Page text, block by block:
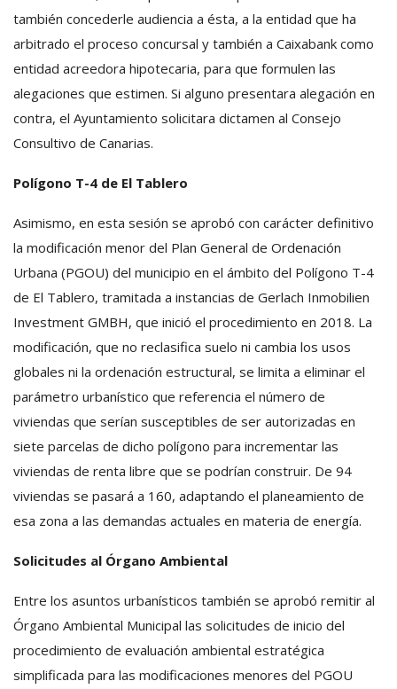
también concederle audiencia a ésta, a la entidad que ha
arbitrado el proceso concursal y también a Caixabank como
entidad acreedora hipotecaria, para que formulen las
alegaciones que estimen. Si alguno presentara alegación en
contra, el Ayuntamiento solicitara dictamen al Consejo
Consultivo de Canarias.
Polígono T-4 de El Tablero
Asimismo, en esta sesión se aprobó con carácter definitivo
la modificación menor del Plan General de Ordenación
Urbana (PGOU) del municipio en el ámbito del Polígono T-4
de El Tablero, tramitada a instancias de Gerlach Inmobilien
Investment GMBH, que inició el procedimiento en 2018. La
modificación, que no reclasifica suelo ni cambia los usos
globales ni la ordenación estructural, se limita a eliminar el
parámetro urbanístico que referencia el número de
viviendas que serían susceptibles de ser autorizadas en
siete parcelas de dicho polígono para incrementar las
viviendas de renta libre que se podrían construir. De 94
viviendas se pasará a 160, adaptando el planeamiento de
esa zona a las demandas actuales en materia de energía.
Solicitudes al Órgano Ambiental
Entre los asuntos urbanísticos también se aprobó remitir al
Órgano Ambiental Municipal las solicitudes de inicio del
procedimiento de evaluación ambiental estratégica
simplificada para las modificaciones menores del PGOU